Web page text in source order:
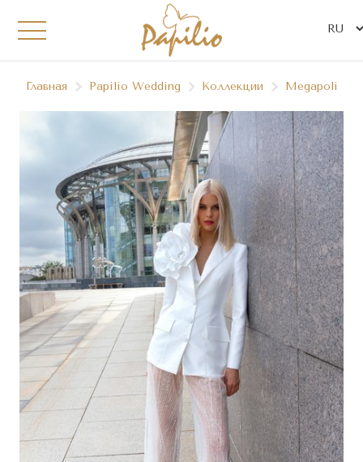
Главная Papilio Wedding Коллекции Megapolis